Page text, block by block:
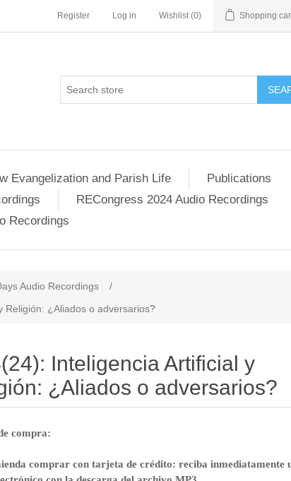
Register Log in Wishlist (0) Shopping
Evangelization and Parish Life
Publications
RECongress 2024 Audio Recordings
Recordings
Audio Recordings
/
Religión: ¿Aliados o adversarios?
Inteligencia Artificial y
¿Aliados o adversarios?
compra:
comprar con tarjeta de crédito: reciba inmediatamente